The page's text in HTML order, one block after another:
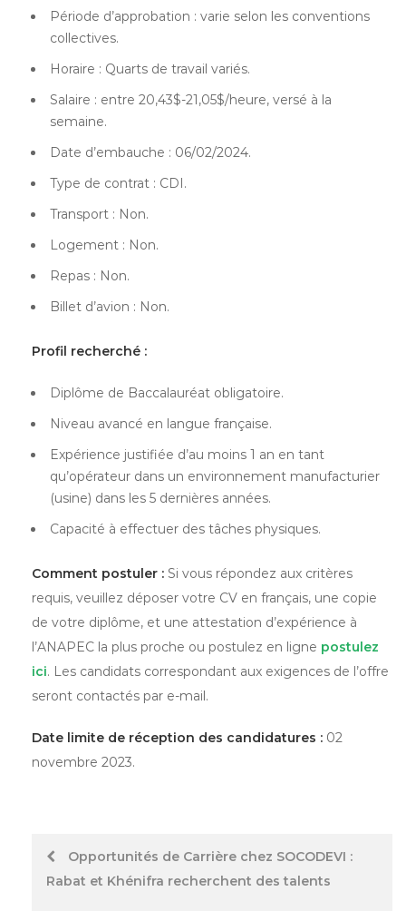
Période d’approbation : varie selon les conventions
collectives.
Horaire : Quarts de travail variés.
Salaire : entre 20,43$-21,05$/heure, versé à la
semaine.
Date d’embauche : 06/02/2024.
Type de contrat : CDI.
Transport : Non.
Logement : Non.
Repas : Non.
Billet d’avion : Non.
Profil recherché :
Diplôme de Baccalauréat obligatoire.
Niveau avancé en langue française.
Expérience justifiée d’au moins 1 an en tant
qu’opérateur dans un environnement manufacturier
(usine) dans les 5 dernières années.
Capacité à effectuer des tâches physiques.
Comment postuler : Si vous répondez aux critères
requis, veuillez déposer votre CV en français, une copie
de votre diplôme, et une attestation d’expérience à
l’ANAPEC la plus proche ou postulez en ligne postulez
ici. Les candidats correspondant aux exigences de l’offre
seront contactés par e-mail.
Date limite de réception des candidatures : 02
novembre 2023.
PostOpportunités de Carrière chez SOCODEVI :
Rabat et Khénifra recherchent des talents